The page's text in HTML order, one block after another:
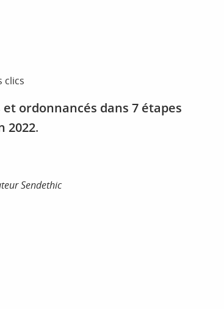
clics
ordonnancés dans 7 étapes
2022.
Sendethic